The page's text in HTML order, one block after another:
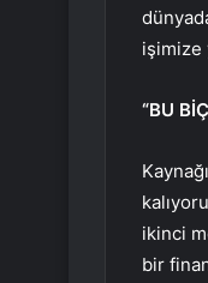
işimize
“BU
ikinci
bir